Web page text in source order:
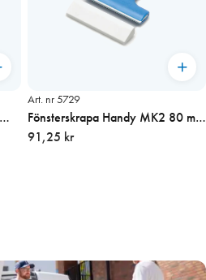
Art. nr 5729
Fönsterskrapa Handy MK2 80 mm
blad
91,25 kr